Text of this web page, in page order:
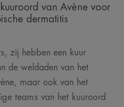
van Avène voor
dermatitis
zij hebben een kuur
de weldaden van het
maar ook van het
teams van het kuuroord